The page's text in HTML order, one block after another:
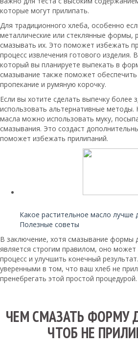
которые могут прилипать.
Для традиционного хлеба, особенно
металлические или стеклянные формы,
смазывать их. Это поможет избежать
процесс извлечения готового изделия.
который вы планируете выпекать в
смазывание также поможет
пропекание и румяную корочку.
Если вы хотите сделать выпечку более
использовать альтернативные методы.
масла можно использовать муку,
смазывания. Это создаст
поможет избежать прилипаний.
Какое растительное масло лучше
Полезные советы
В заключение, хотя смазывание формы
является строгим правилом, оно может
процесс и улучшить конечный
уверенными в том, что ваш хлеб не
пренебрегать этой простой процедурой.
ЧЕМ СМАЗАТЬ ФОРМУ
ЧТОБ НЕ